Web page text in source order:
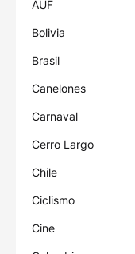
AUF
Bolivia
Brasil
Canelones
Carnaval
Cerro Largo
Chile
Ciclismo
Cine